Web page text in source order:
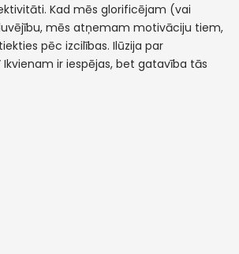
Kad mēs glorificējam (vai
mēs atņemam motivāciju tiem,
pēc izcilības. Ilūzija par
ir iespējas, bet gatavība tās